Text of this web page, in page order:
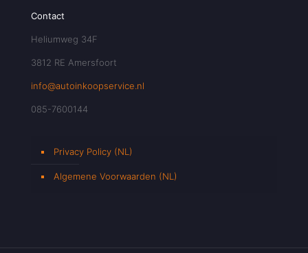
Contact
Heliumweg 34F
3812 RE Amersfoort
info@autoinkoopservice.nl
085-7600144
Privacy Policy (NL)
Algemene Voorwaarden (NL)